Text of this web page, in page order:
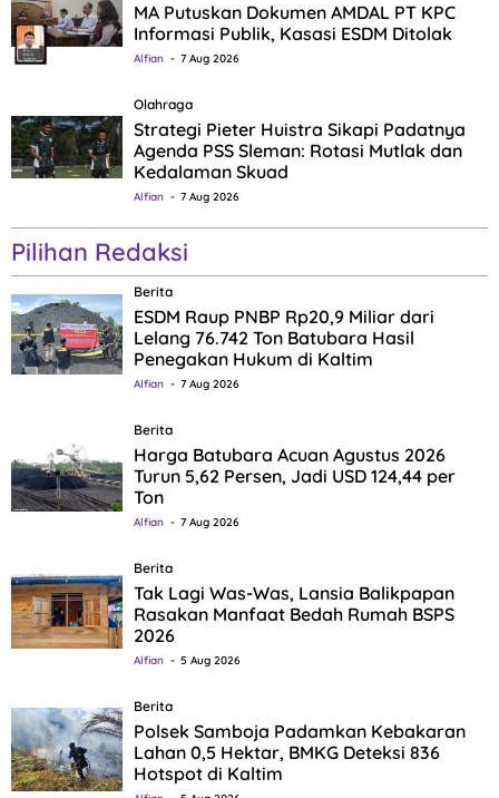
MA Putuskan Dokumen AMDAL PT KPC
Informasi Publik, Kasasi ESDM Ditolak
Alfian 7 Aug 2026
Olahraga
Strategi Pieter Huistra Sikapi Padatnya
Agenda PSS Sleman: Rotasi Mutlak dan
Kedalaman Skuad
Alfian 7 Aug 2026
Pilihan Redaksi
Berita
ESDM Raup PNBP Rp20,9 Miliar dari
Lelang 76.742 Ton Batubara Hasil
Penegakan Hukum di Kaltim
Alfian 7 Aug 2026
Berita
Harga Batubara Acuan Agustus 2026
Turun 5,62 Persen, Jadi USD 124,44 per
Ton
Alfian 7 Aug 2026
Berita
Tak Lagi Was-Was, Lansia Balikpapan
Rasakan Manfaat Bedah Rumah BSPS
2026
Alfian 5 Aug 2026
Berita
Polsek Samboja Padamkan Kebakaran
Lahan 0,5 Hektar, BMKG Deteksi 836
Hotspot di Kaltim